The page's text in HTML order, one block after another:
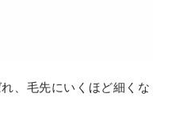
、毛先にいくほど細くな